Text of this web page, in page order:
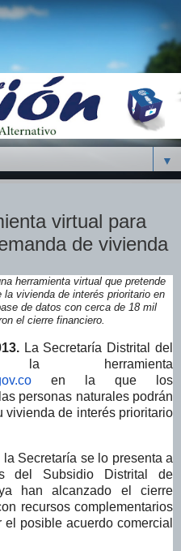
▼
virtual para
de vivienda
herramienta virtual que pretende
vivienda de interés prioritario en
de datos con cerca de 18 mil
el cierre financiero.
La Secretaría Distrital del
herramienta
en la que los
personas naturales podrán
vivienda de interés prioritario
Secretaría se lo presenta a
del Subsidio Distrital de
han alcanzado el cierre
recursos complementarios
posible acuerdo comercial